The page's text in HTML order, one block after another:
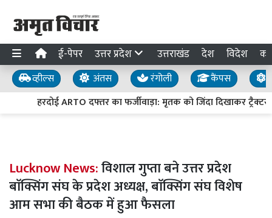
ई-पेपर उत्तर प्रदेश उत्तराखंड देश विदेश
व्हील्स अंतस रंगोली कैंपस
हरदोई ARTO दफ्तर का फर्जीवाड़ा: मृतक को जिंदा दिखाकर
Lucknow News:विशाल गुप्ता बने उत्तर प्रदेश
बाॅक्सिंग संघ के प्रदेश अध्यक्ष, बाॅक्सिंग संघ विशेष
आम सभा की बैठक में हुआ फैसला